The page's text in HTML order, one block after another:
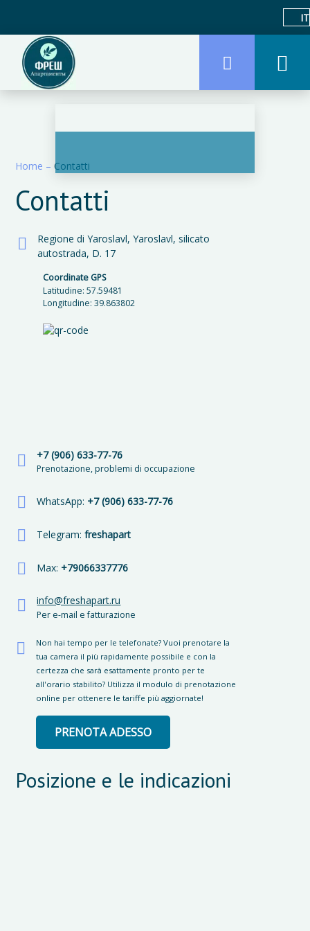
IT
Home –Contatti
Contatti
Regione di Yaroslavl, Yaroslavl, silicato
autostrada, D. 17
Coordinate GPS
Latitudine: 57.59481
Longitudine: 39.863802
+7 (906) 633-77-76
Prenotazione, problemi di occupazione
WhatsApp: +7 (906) 633-77-76
Telegram:freshapart
Max: +79066337776
info@freshapart.ru
Per e-mail e fatturazione
Non hai tempo per le telefonate? Vuoi prenotare la
tua camera il più rapidamente possibile e con la
certezza che sarà esattamente pronto per te
all'orario stabilito? Utilizza il modulo di prenotazione
online per ottenere le tariffe più aggiornate!
PRENOTA ADESSO
Posizione e le indicazioni